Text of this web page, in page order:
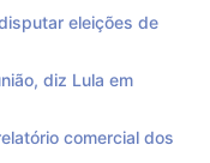
eleições de
diz Lula em
comercial dos